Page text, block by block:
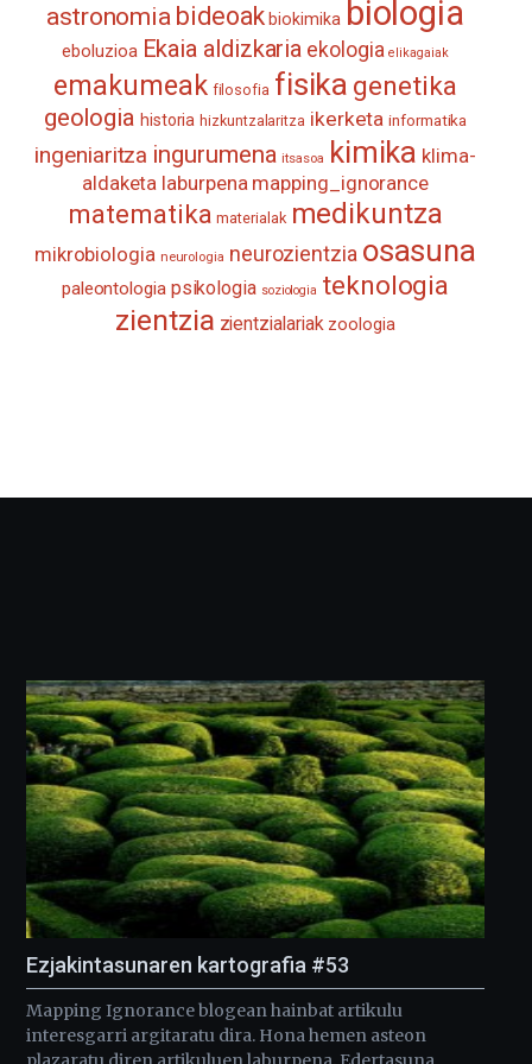
astronomia bideoak biokimika biologia
eboluzioa Ekaia aldizkaria ekologia elikagaiak
emakumeak filosofia fisika genetika
geologia historia hizkuntzalaritza ikerketa informatika
ingeniaritza ingurumena itsasoa kimika klima-
aldaketa laburpena mapping_ignorance
matematika materialak medikuntza
mikrobiologia neurologia neurozientzia osasuna
paleontologia psikologia soziologia teknologia
zientzia zientzialariak zoologia
Ezjakintasunaren kartografia #53
Mapping Ignorance blogean hainbat artikulu
interesgarri argitaratu dira. Hona hemen asteon